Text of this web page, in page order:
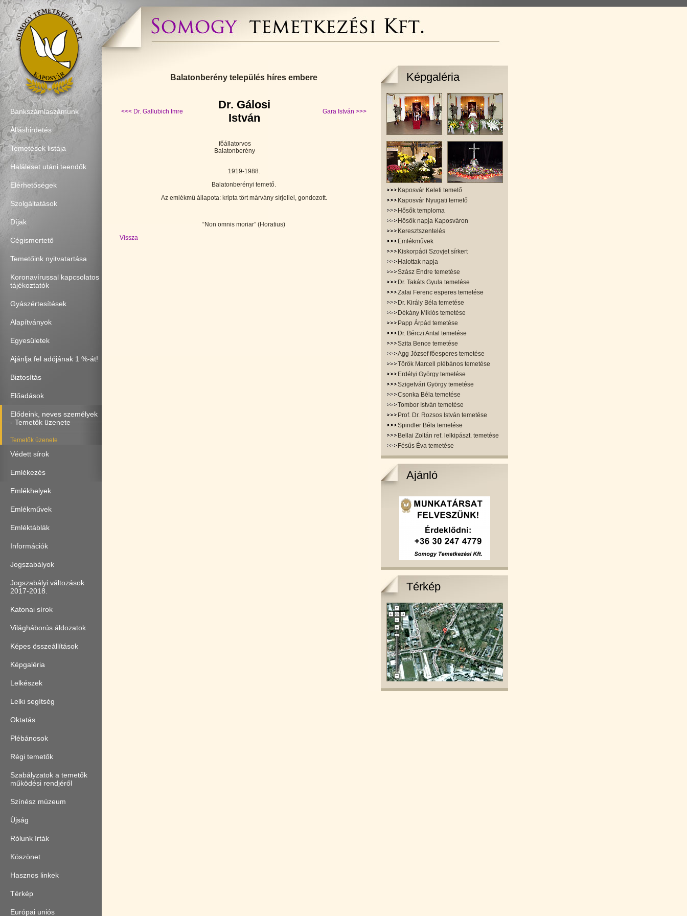
Bankszámlaszámunk
Álláshirdetés
Temetések listája
Haláleset utáni teendők
Elérhetőségek
Szolgáltatások
Díjak
Cégismertető
Temetőink nyitvatartása
Koronavírussal kapcsolatos
tájékoztatók
Gyászértesítések
Alapítványok
Egyesületek
Ajánlja fel adójának 1 %-át!
Biztosítás
Előadások
Elődeink, neves személyek
- Temetők üzenete
Temetők üzenete
Védett sírok
Emlékezés
Emlékhelyek
Emlékművek
Emléktáblák
Információk
Jogszabályok
Jogszabályi változások
2017-2018.
Katonai sírok
Világháborús áldozatok
Képes összeállítások
Képgaléria
Lelkészek
Lelki segítség
Oktatás
Plébánosok
Régi temetők
Szabályzatok a temetők
működési rendjéről
Színész múzeum
Újság
Rólunk írták
Köszönet
Hasznos linkek
Térkép
Európai uniós
Balatonberény település híres embere
<<< Dr. Gallubich Imre
Dr. Gálosi
István
Gara István >>>
főállatorvos
Balatonberény
1919-1988.
Balatonberényi temető.
Az emlékmű állapota: kripta tört márvány sírjellel, gondozott.
“Non omnis moriar” (Horatius)
Vissza
Képgaléria
Kaposvár Keleti temető
Kaposvár Nyugati temető
Hősők temploma
Hősők napja Kaposváron
Keresztszentelés
Emlékművek
Kiskorpádi Szovjet sírkert
Halottak napja
Szász Endre temetése
Dr. Takáts Gyula temetése
Zalai Ferenc esperes temetése
Dr. Király Béla temetése
Dékány Miklós temetése
Papp Árpád temetése
Dr. Bérczi Antal temetése
Szita Bence temetése
Agg József főesperes temetése
Török Marcell plébános temetése
Erdélyi György temetése
Szigetvári György temetése
Csonka Béla temetése
Tombor István temetése
Prof. Dr. Rozsos István temetése
Spindler Béla temetése
Bellai Zoltán ref. lelkipászt. temetése
Fésűs Éva temetése
Ajánló
Térkép